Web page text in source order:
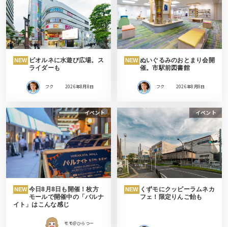
NEW ビオルネに水遊び広場。ス
ライダーも
フク 2026年8月8日
NEW ぬいぐるみのおとまり会開
催。市駅前図書館
フク 2026年8月8日
イベント
NEW 今日8月8日も開催！枚方
モールで開催中の「バルナ
イト」はこんな感じ
モモ＠ひらつー
イベント
NEW くずモにクッピーラムネカ
フェ！限定りんご飴も